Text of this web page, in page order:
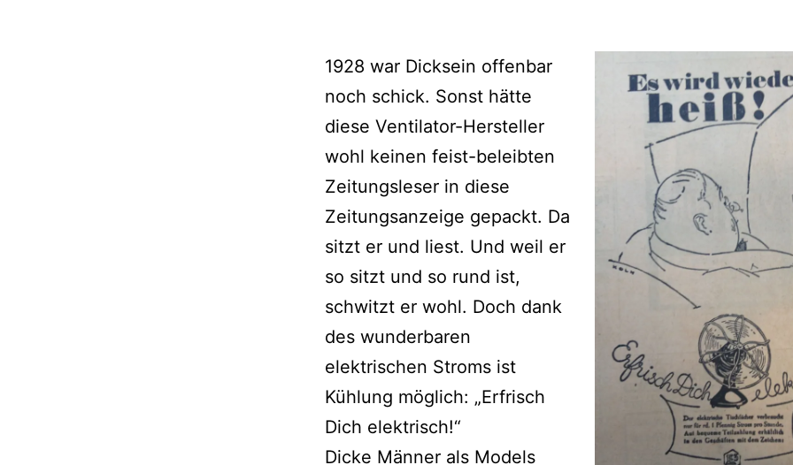
1928 war Dicksein offenbar
noch schick. Sonst hätte
diese Ventilator-Hersteller
wohl keinen feist-beleibten
Zeitungsleser in diese
Zeitungsanzeige gepackt. Da
sitzt er und liest. Und weil er
so sitzt und so rund ist,
schwitzt er wohl. Doch dank
des wunderbaren
elektrischen Stroms ist
Kühlung möglich: „Erfrisch
Dich elektrisch!“
Dicke Männer als Models